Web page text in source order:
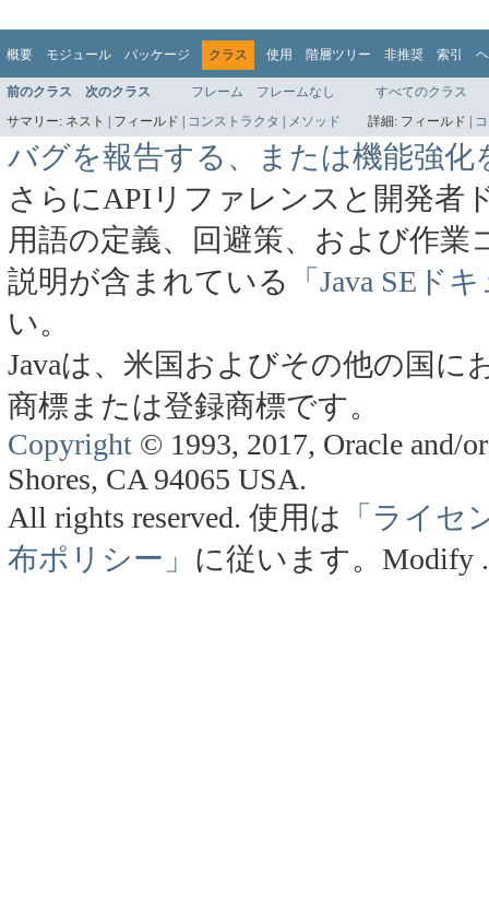
概要 モジュール パッケージ クラス 使用 階層ツリー 非推奨 索引
前のクラス 次のクラス フレーム フレームなし
すべてのクラス
サマリー: ネスト | フィールド | コンストラクタ | メソッド 詳細: フィールド |
バグを報告する、または機能強化
さらにAPIリファレンスと開発者
用語の定義、回避策、および作
説明が含まれている
「Java SEド
い。
Javaは、米国およびその他の国に
商標または登録商標です。
Copyright © 1993, 2017, Oracle and/
Shores, CA 94065 USA.
All rights reserved. 使用は 「ライセ
布ポリシー」 に従います。 Modify